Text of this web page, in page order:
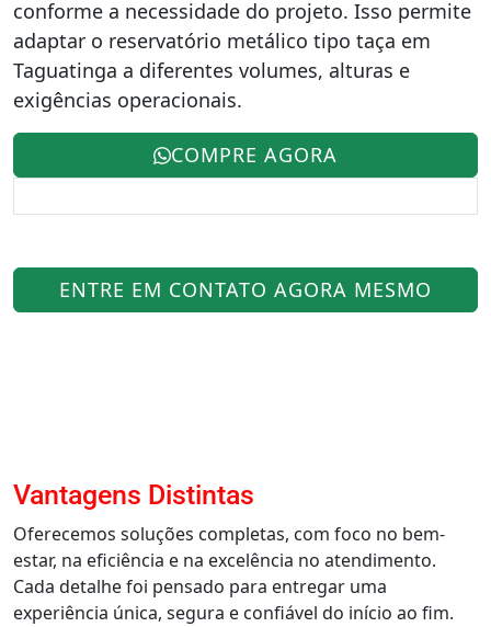
conforme a necessidade do projeto. Isso permite
adaptar o reservatório metálico tipo taça em
Taguatinga a diferentes volumes, alturas e
exigências operacionais.
COMPRE AGORA
ENTRE EM CONTATO AGORA MESMO
Vantagens Distintas
Oferecemos soluções completas, com foco no bem-
estar, na eficiência e na excelência no atendimento.
Cada detalhe foi pensado para entregar uma
experiência única, segura e confiável do início ao fim.